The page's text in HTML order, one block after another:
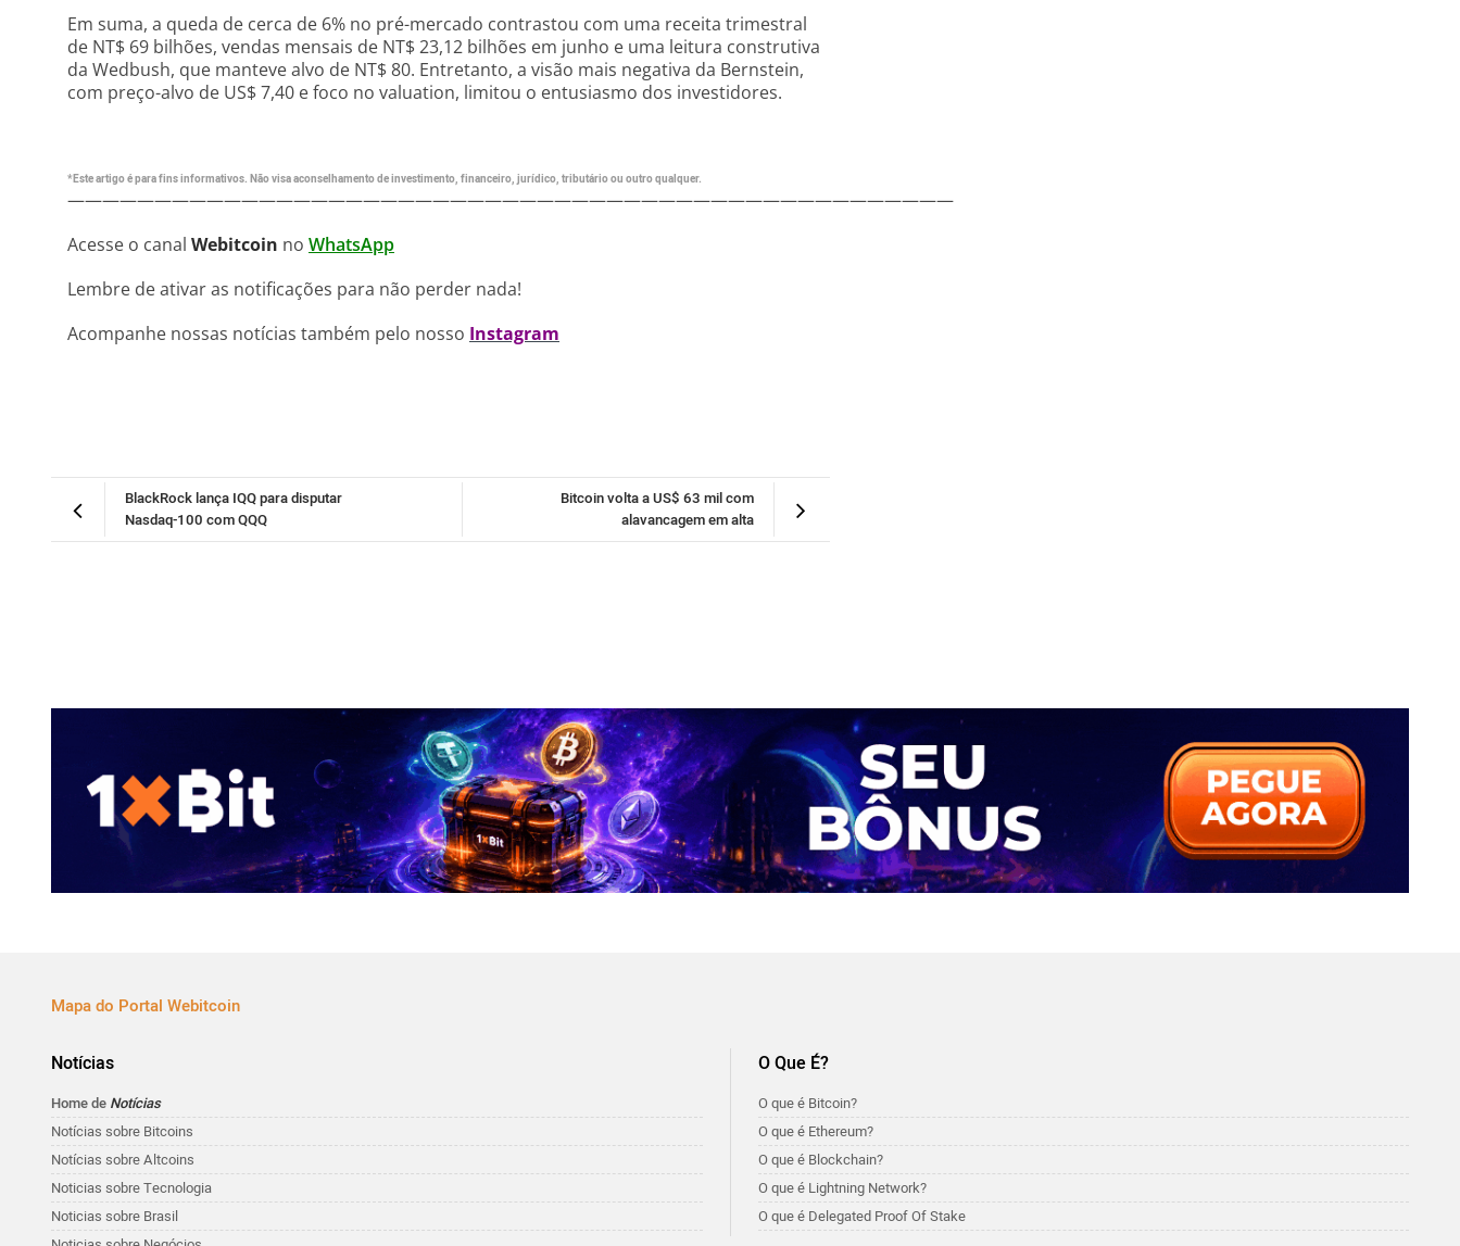
Em suma, a queda de cerca de 6% no pré-mercado contrastou com uma receita trimestral
de NT$ 69 bilhões, vendas mensais de NT$ 23,12 bilhões em junho e uma leitura construtiva
da Wedbush, que manteve alvo de NT$ 80. Entretanto, a visão mais negativa da Bernstein,
com preço-alvo de US$ 7,40 e foco no valuation, limitou o entusiasmo dos investidores.
*Este artigo é para fins informativos. Não visa aconselhamento de investimento, financeiro, jurídico, tributário ou outro qualquer.
———————————————————————————————————————————————————
Acesse o canal Webitcoin no WhatsApp
Lembre de ativar as notificações para não perder nada!
Acompanhe nossas notícias também pelo nosso Instagram
Bitcoin volta a US$ 63 mil com
alavancagem em alta
BlackRock lança IQQ para disputar
Nasdaq-100 com QQQ
Mapa do Portal Webitcoin
Notícias
Home de Notícias
Notícias sobre Bitcoins
Notícias sobre Altcoins
Noticias sobre Tecnologia
Noticias sobre Brasil
O Que É?
O que é Bitcoin?
O que é Ethereum?
O que é Blockchain?
O que é Lightning Network?
O que é Delegated Proof Of Stake